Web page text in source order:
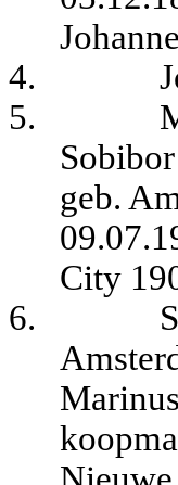
4.
5.
geb.
City
6.